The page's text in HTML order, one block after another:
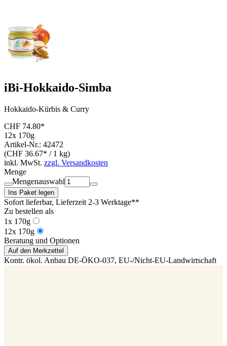
iBi-Hokkaido-Simba
Hokkaido-Kürbis & Curry
CHF 74.80*
12x 170g
Artikel-Nr.: 42472
(CHF 36.67* / 1 kg)
inkl. MwSt. zzgl. Versandkosten
Menge
Mengenauswahl
Ins Paket legen
Sofort lieferbar, Lieferzeit 2-3 Werktage**
Zu bestellen als
1x 170g
12x 170g
Beratung und Optionen
Auf den Merkzettel
Kontr. ökol. Anbau DE-ÖKO-037, EU-/Nicht-EU-Landwirtschaft